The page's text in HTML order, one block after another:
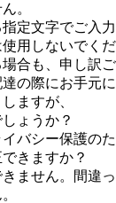
。
定文字でご入
用しないでく
合も、申し訳
の際にお手元
ますが、
ょうか？
バシー保護の
きますか？
ません。間違